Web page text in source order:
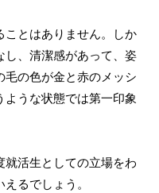
ことはありません。しか
し、清潔感があって、姿
の色が金と赤のメッシ
ような状態では第一印象
就活生としての立場をわ
るでしょう。